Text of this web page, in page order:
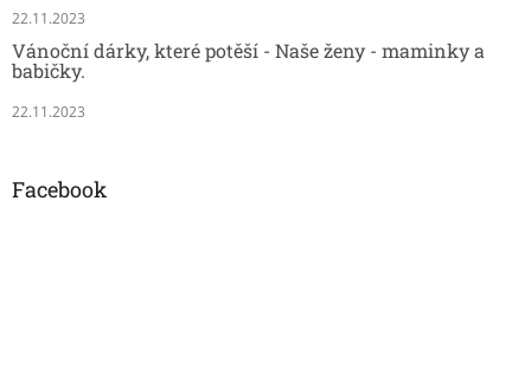
22.11.2023
Vánoční dárky, které potěší - Naše ženy - maminky a
babičky.
22.11.2023
Facebook